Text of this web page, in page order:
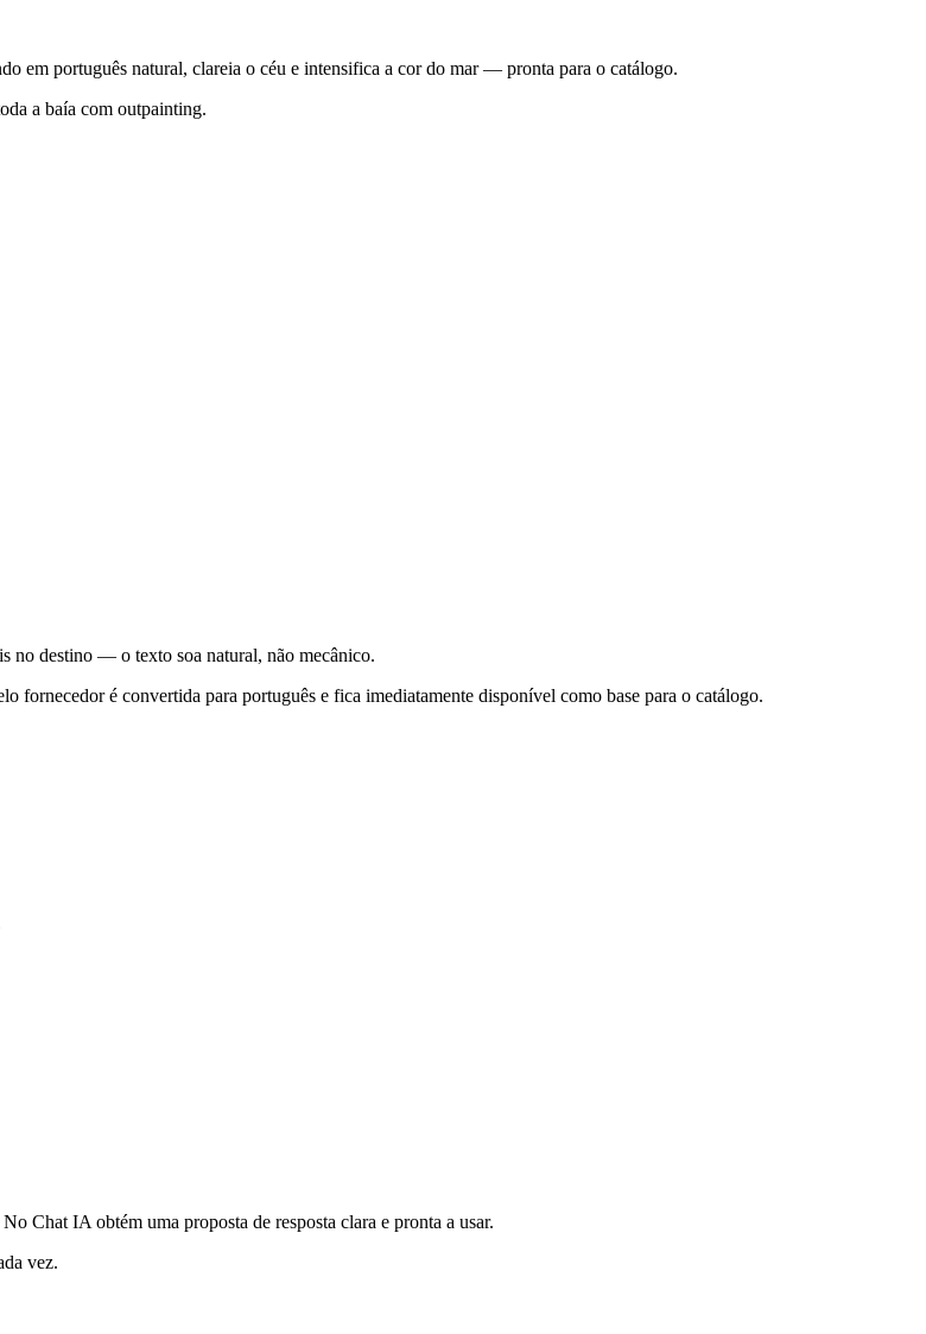
em português natural, clareia o céu e intensifica a cor do mar — pronta para o catálogo.
a baía com outpainting.
no destino — o texto soa natural, não mecânico.
fornecedor é convertida para português e fica imediatamente disponível como base para o catálogo.
Chat IA obtém uma proposta de resposta clara e pronta a usar.
vez.